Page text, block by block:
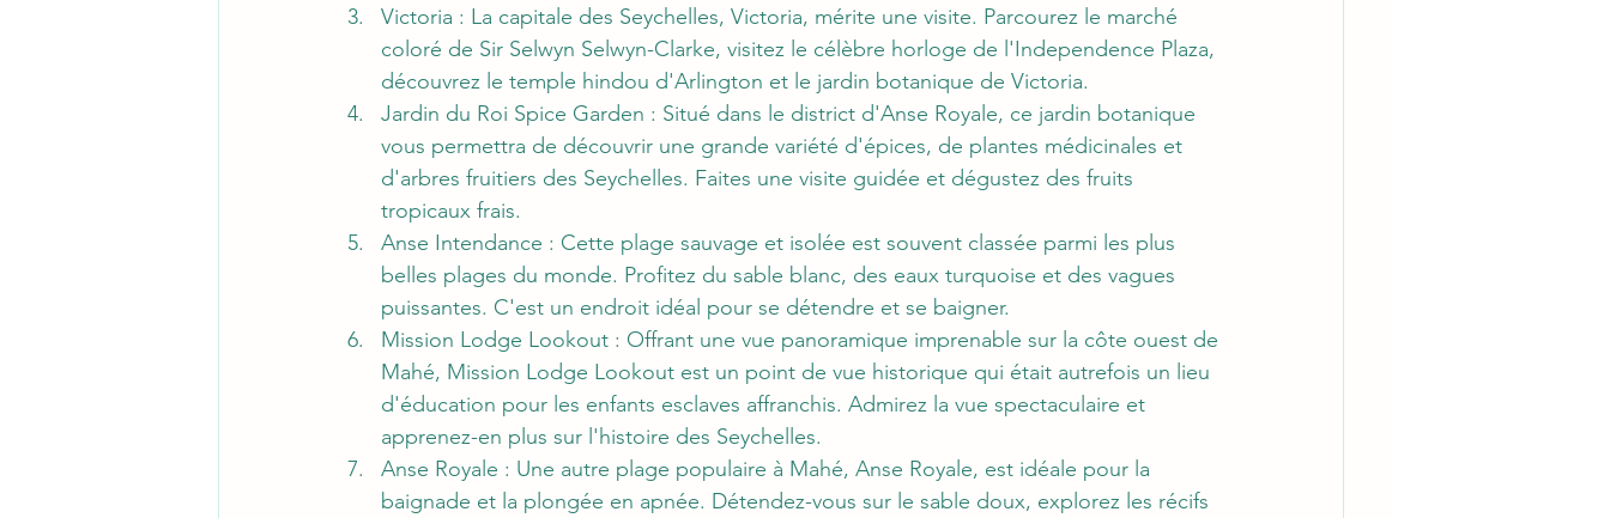
Victoria : La capitale des Seychelles, Victoria, mérite une visite. Parcourez le marché
coloré de Sir Selwyn Selwyn-Clarke, visitez le célèbre horloge de l'Independence Plaza,
découvrez le temple hindou d'Arlington et le jardin botanique de Victoria.
Jardin du Roi Spice Garden : Situé dans le district d'Anse Royale, ce jardin botanique
vous permettra de découvrir une grande variété d'épices, de plantes médicinales et
d'arbres fruitiers des Seychelles. Faites une visite guidée et dégustez des fruits
tropicaux frais.
Anse Intendance : Cette plage sauvage et isolée est souvent classée parmi les plus
belles plages du monde. Profitez du sable blanc, des eaux turquoise et des vagues
puissantes. C'est un endroit idéal pour se détendre et se baigner.
Mission Lodge Lookout : Offrant une vue panoramique imprenable sur la côte ouest de
Mahé, Mission Lodge Lookout est un point de vue historique qui était autrefois un lieu
d'éducation pour les enfants esclaves affranchis. Admirez la vue spectaculaire et
apprenez-en plus sur l'histoire des Seychelles.
Anse Royale : Une autre plage populaire à Mahé, Anse Royale, est idéale pour la
baignade et la plongée en apnée. Détendez-vous sur le sable doux, explorez les récifs